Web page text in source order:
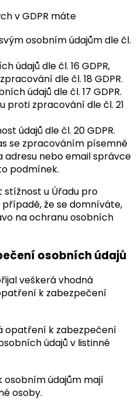
v GDPR máte
osobním údajům dle čl.
údajů dle čl. 16 GDPR,
dle čl. 18 GDPR.
údajů dle čl. 17 GDPR.
proti zpracování dle čl. 21
údajů dle čl. 20 GDPR.
se zpracováním písemně
adresu nebo email správce
podmínek.
u Úřadu pro
že se domníváte,
na ochranu osobních
osobních údajů
veškerá vhodná
k zabezpečení
opatření k zabezpečení
údajů v listinné
osobním údajům mají
osoby.